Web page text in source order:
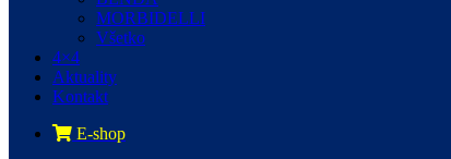
MORBIDELLI
Všetko
4×4
Aktuality
Kontakt
E-shop